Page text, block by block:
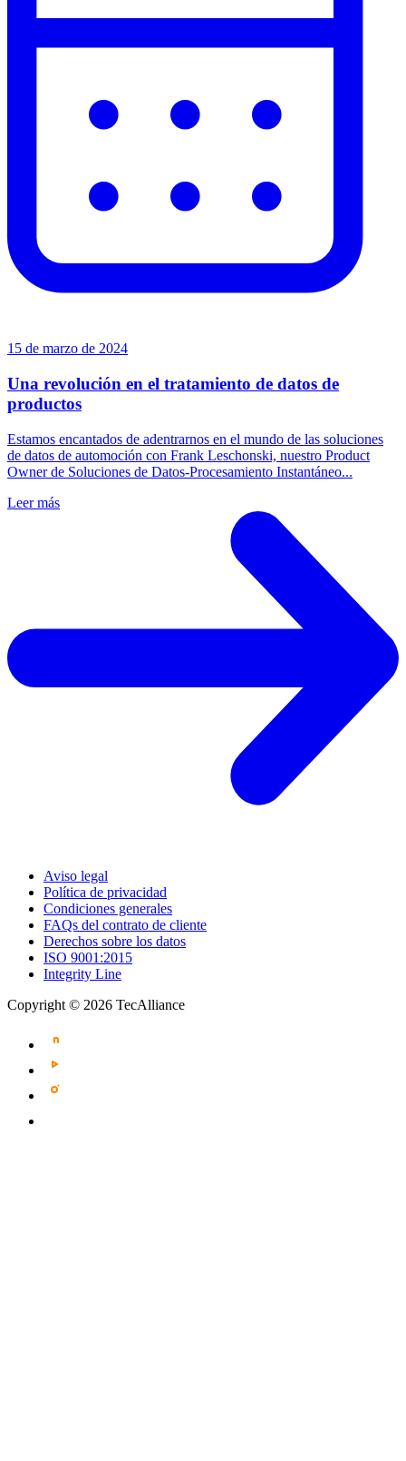
15 de marzo de 2024
Una revolución en el tratamiento de datos de
productos
Estamos encantados de adentrarnos en el mundo de las soluciones
de datos de automoción con Frank Leschonski, nuestro Product
Owner de Soluciones de Datos-Procesamiento Instantáneo...
Leer más
Aviso legal
Política de privacidad
Condiciones generales
FAQs del contrato de cliente
Derechos sobre los datos
ISO 9001:2015
Integrity Line
Copyright © 2026 TecAlliance